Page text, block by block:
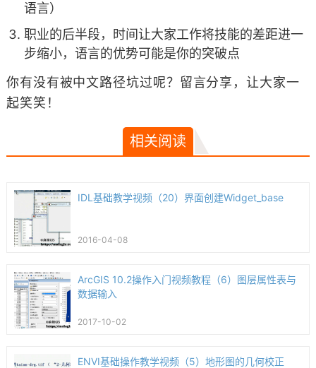
语言）
职业的后半段，时间让大家工作将技能的差距进一
步缩小，语言的优势可能是你的突破点
你有没有被中文路径坑过呢？留言分享，让大家一
起笑笑！
相关阅读
IDL基础教学视频（20）界面创建Widget_base
2016-04-08
ArcGIS 10.2操作入门视频教程（6）图层属性表与
数据输入
2017-10-02
ENVI基础操作教学视频（5）地形图的几何校正